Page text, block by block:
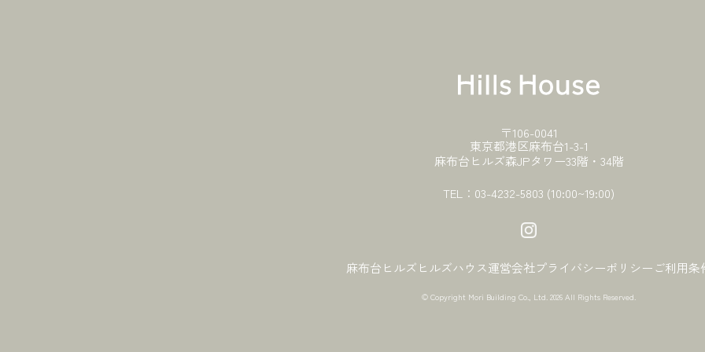
〒106-0041
東京都港区麻布台1-3-1
麻布台ヒルズ森JPタワー33階・34階
TEL： 03-4232-5803 (10:00~19:00)
麻布台ヒルズ ヒルズハウス運営会社プライバシーポリシー ご利用条
© Copyright Mori Building Co., Ltd. 2026 All Rights Reserved.